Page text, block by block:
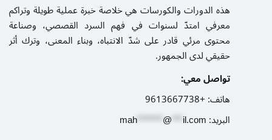
هذه الدورات والكورسات هي خلاصة خبرة عملية طويلة وتراكم
معرفي امتدّ لسنوات في فهم السرد القصصي، وصناعة
محتوى مرئي قادر على شدّ الانتباه، وبناء المعنى، وترك أثر
حقيقي لدى الجمهور.
تواصل معي:
هاتف:+9613667738
البريد:
mah*******@***il.com